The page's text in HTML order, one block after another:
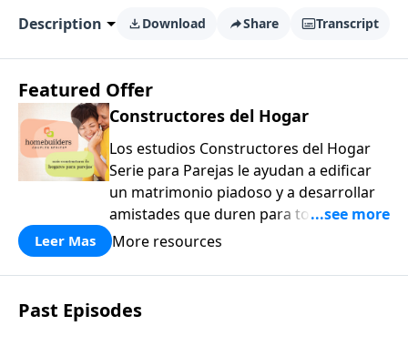
Description Download Share Transcript
Featured Offer
Constructores del Hogar
Los estudios Constructores del Hogar
Serie para Parejas le ayudan a edificar
un matrimonio piadoso y a desarrollar
amistades que duren para toda la vida.
¡Únase a uno de los estudios de grupos
a casa los principios de la Palabra de
Dios para compartirlos con su familia,
su iglesia y su comunidad!
Leer Mas More resources
Past Episodes